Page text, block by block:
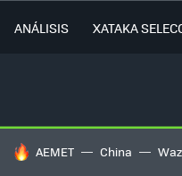
ANÁLISIS XATAKA
HOY SE HABLA DE
AEMET China